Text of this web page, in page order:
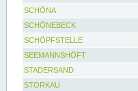
SCHÖNA
SCHÖNEBECK
SCHÖPFSTELLE
SEEMANNSHÖFT
STADERSAND
STORKAU